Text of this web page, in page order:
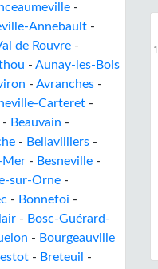
-
Annebault -
de Rouvre -
- Aunay-les-Bois
- Avranches -
Carteret -
- Beauvain -
- Bellavilliers -
Mer - Besneville -
sur-Orne -
- Bonnefoi -
- Bosc-Guérard-
- Bourgeauville
- Breteuil
-